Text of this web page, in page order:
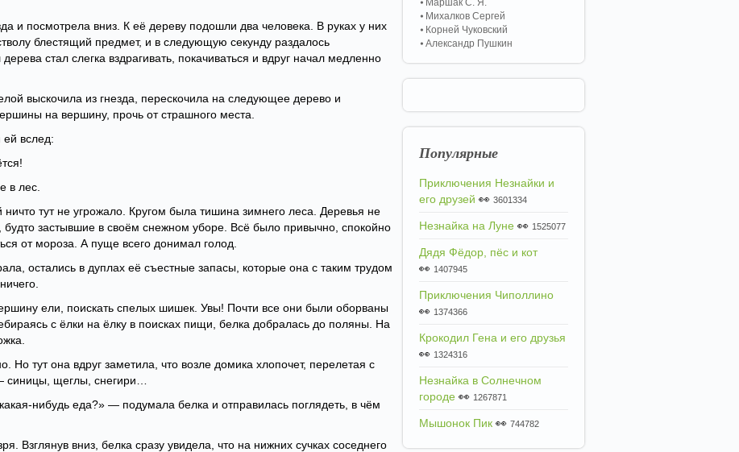
и посмотрела вниз. К её дереву подошли два человека. В руках у них
блестящий предмет, и в следующую секунду раздалось
стал слегка вздрагивать, покачиваться и вдруг начал медленно
выскочила из гнезда, перескочила на следующее дерево и
на вершину, прочь от страшного места.
ей вслед:
в лес.
тут не угрожало. Кругом была тишина зимнего леса. Деревья не
застывшие в своём снежном уборе. Всё было привычно, спокойно
от мороза. А пуще всего донимал голод.
остались в дуплах её съестные запасы, которые она с таким трудом
ели, поискать спелых шишек. Увы! Почти все они были оборваны
с ёлки на ёлку в поисках пищи, белка добралась до поляны. На
Но тут она вдруг заметила, что возле домика хлопочет, перелетая с
синицы, щеглы, снегири…
нибудь еда?» — подумала белка и отправилась поглядеть, в чём
Взглянув вниз, белка сразу увидела, что на нижних сучках соседнего
Маршак С. Я.
Михалков Сергей
Корней Чуковский
Александр Пушкин
Популярные
Приключения Незнайки и
его друзей 👀 3601334
Незнайка на Луне 👀 1525077
Дядя Фёдор, пёс и кот
👀 1407945
Приключения Чиполлино
👀 1374366
Крокодил Гена и его друзья
👀 1324316
Незнайка в Солнечном
городе 👀 1267871
Мышонок Пик 👀 744782